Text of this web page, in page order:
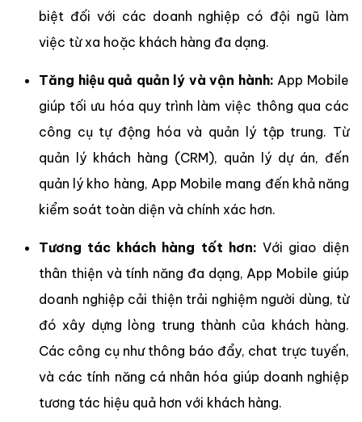
biệt đối với các doanh nghiệp có đội ngũ làm
việc từ xa hoặc khách hàng đa dạng.
Tăng hiệu quả quản lý và vận hành:App Mobile
giúp tối ưu hóa quy trình làm việc thông qua các
công cụ tự động hóa và quản lý tập trung. Từ
quản lý khách hàng (CRM), quản lý dự án, đến
quản lý kho hàng, App Mobile mang đến khả năng
kiểm soát toàn diện và chính xác hơn.
Tương tác khách hàng tốt hơn: Với giao diện
thân thiện và tính năng đa dạng, App Mobile giúp
doanh nghiệp cải thiện trải nghiệm người dùng, từ
đó xây dựng lòng trung thành của khách hàng.
Các công cụ như thông báo đẩy, chat trực tuyến,
và các tính năng cá nhân hóa giúp doanh nghiệp
tương tác hiệu quả hơn với khách hàng.